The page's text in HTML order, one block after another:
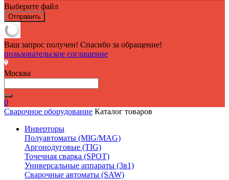
Выберите файл
Отправить
Ваш запрос получен! Спасибо за обращение!
пользовательское соглашение
Москва
0
Сварочное оборудование Каталог товаров
Инверторы
Полуавтоматы (MIG/MAG)
Аргонодуговые (TIG)
Точечная сварка (SPOT)
Универсальные аппараты (3в1)
Сварочные автоматы (SAW)